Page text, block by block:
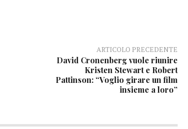
ARTICOLO PRECEDENTE
David Cronenberg vuole riunire
Kristen Stewart e Robert
Pattinson: “Voglio girare un film
insieme a loro”